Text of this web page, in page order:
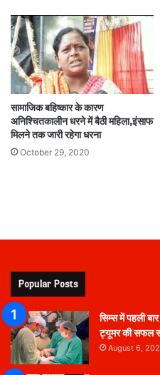
सामाजिक बहिष्कार के कारण
अनिश्चितकालीन धरने में बैठी महिला,इंसाफ
मिलने तक जारी रहेगा धरना
October 29, 2020
Popular Posts
सिम्स में पहली
ट्यूमर की सफल
August 6,